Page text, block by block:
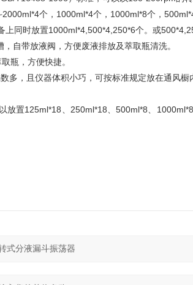
个，1000ml*4个，1000ml*8个，
上同时放置1000ml*4,500*4,250*6个。或
自带放液阀，方便废液排放及萃取瓶清洗。
瓶，方便快捷。
多，且仪器体积小巧，可按标准规定放在通风橱
放置125ml*18、250ml*18、500ml*8、